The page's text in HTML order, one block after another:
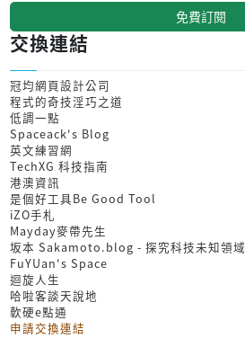
免費訂閱
交換連結
冠均網頁設計公司
程式的奇技淫巧之道
低調一點
Spaceack's Blog
英文練習網
TechXG 科技指南
港澳資訊
是個好工具Be Good Tool
iZO手札
Mayday麥帶先生
坂本 Sakamoto.blog - 探究科技未知領域
FuYUan's Space
迴旋人生
哈啦客談天說地
軟硬e點通
申請交換連結